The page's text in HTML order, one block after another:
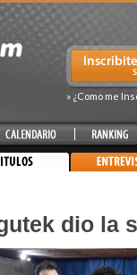
» ¿Como me
dio la